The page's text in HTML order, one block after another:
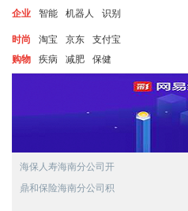
企业
智能 机器人 识别
时尚 淘宝 京东
支付宝
购物
疾病 减肥 保健
海保人寿海南分公司开
鼎和保险海南分公司积